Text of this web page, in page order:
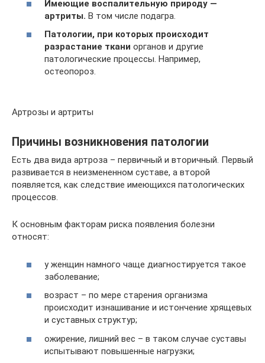
Имеющие воспалительную природу —
артриты. В том числе подагра.
Патологии, при которых происходит
разрастание ткани органов и другие
патологические процессы. Например,
остеопороз.
Артрозы и артриты
Причины возникновения патологии
Есть два вида артроза – первичный и вторичный. Первый
развивается в неизмененном суставе, а второй
появляется, как следствие имеющихся патологических
процессов.
К основным факторам риска появления болезни
относят:
у женщин намного чаще диагностируется такое
заболевание;
возраст – по мере старения организма
происходит изнашивание и истончение хрящевых
и суставных структур;
ожирение, лишний вес – в таком случае суставы
испытывают повышенные нагрузки;